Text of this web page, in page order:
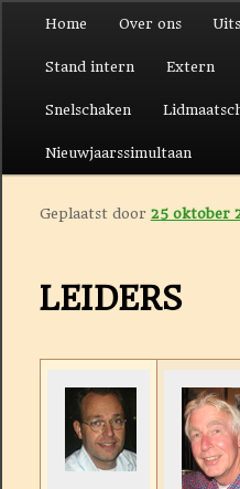
Spring naar de
Spring naar de
Home Over ons
Stand intern Extern
Snelschaken
Nieuwjaarssimultaan
LEIDERS
Geplaatst door 25 oktober